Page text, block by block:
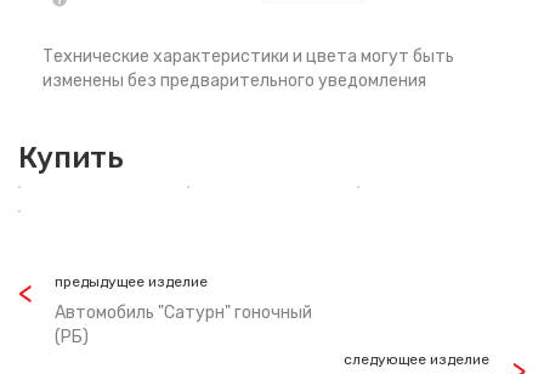
Технические характеристики и цвета могут быть
изменены без предварительного уведомления
Купить
предыдущее изделие
Автомобиль "Сатурн" гоночный
(РБ)
следующее изделие